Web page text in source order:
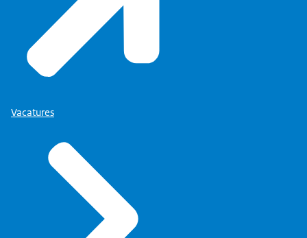
We vinden elkaar goed en wat de één niet weet
weet de ander wel.
Zo probeer je met elkaar het beste project te
realiseren
Vacatures